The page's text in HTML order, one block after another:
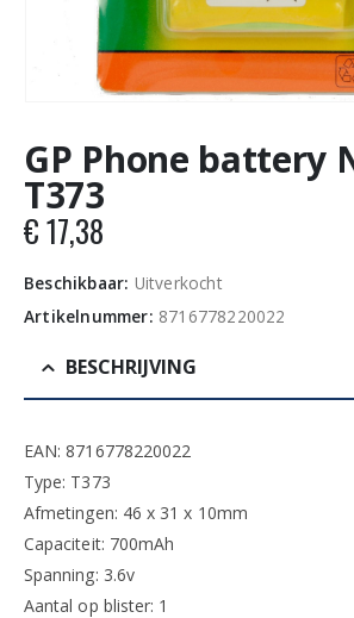
GP Phone battery
T373
€17,38
Beschikbaar: Uitverkocht
Artikelnummer: 8716778220022
BESCHRIJVING
EAN: 8716778220022
Type: T373
Afmetingen: 46 x 31 x 10mm
Capaciteit: 700mAh
Spanning: 3.6v
Aantal op blister: 1